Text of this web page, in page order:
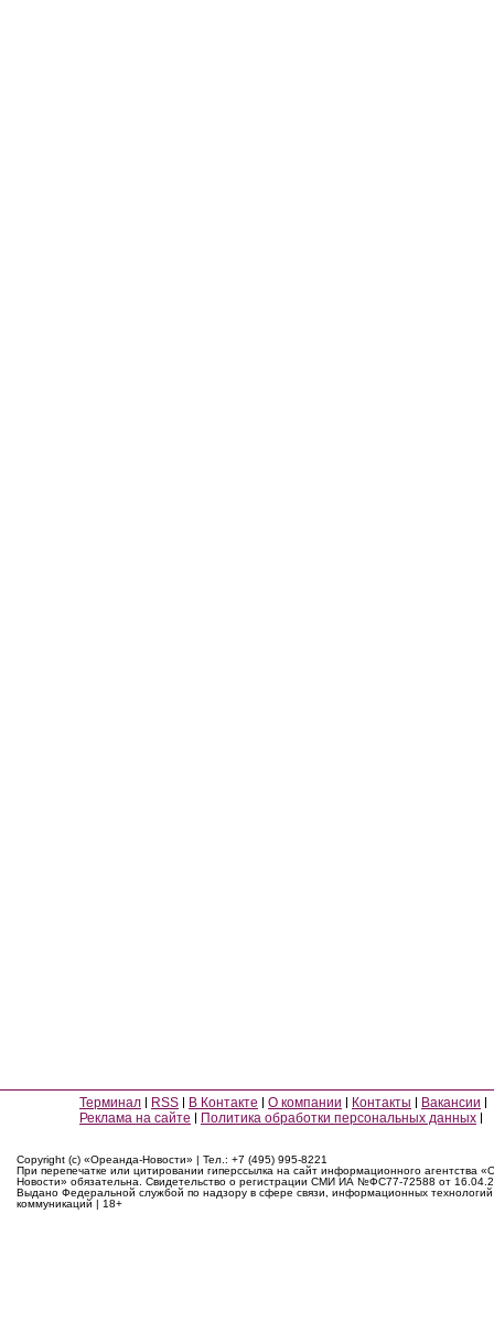
Терминал RSS В Контакте О компании Контакты
Вакансии
Реклама на сайте
Политика обработки персональных данных
Copyright (c) «Ореанда-Новости» | Тел.: +7 (495) 995-8221
При перепечатке или цитировании гиперссылка на сайт информационного агентства
Новости» обязательна. Свидетельство о регистрации СМИ ИА №ФС77-72588 от
Выдано Федеральной службой по надзору в сфере связи, информационных
коммуникаций | 18+